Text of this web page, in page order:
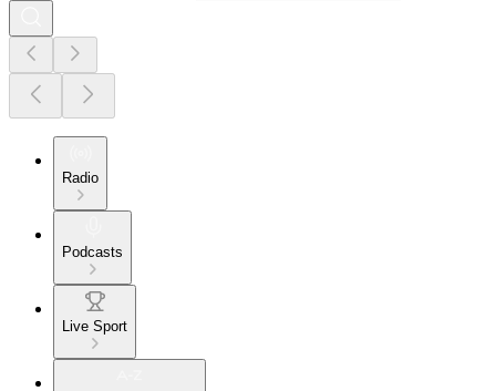
Radio
Podcasts
Live Sport